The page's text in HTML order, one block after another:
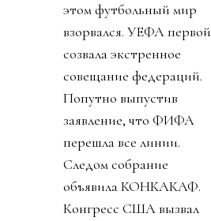
этом футбольный мир
взорвался. УЕФА первой
созвала экстренное
совещание федераций.
Попутно выпустив
заявление, что ФИФА
перешла все линии.
Следом собрание
объявила КОНКАКАФ.
Конгресс США вызвал